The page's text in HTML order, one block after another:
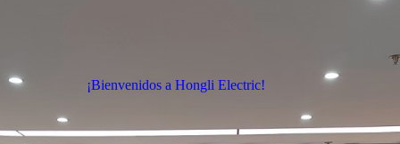
¡Bienvenidos a Hongli Electric!